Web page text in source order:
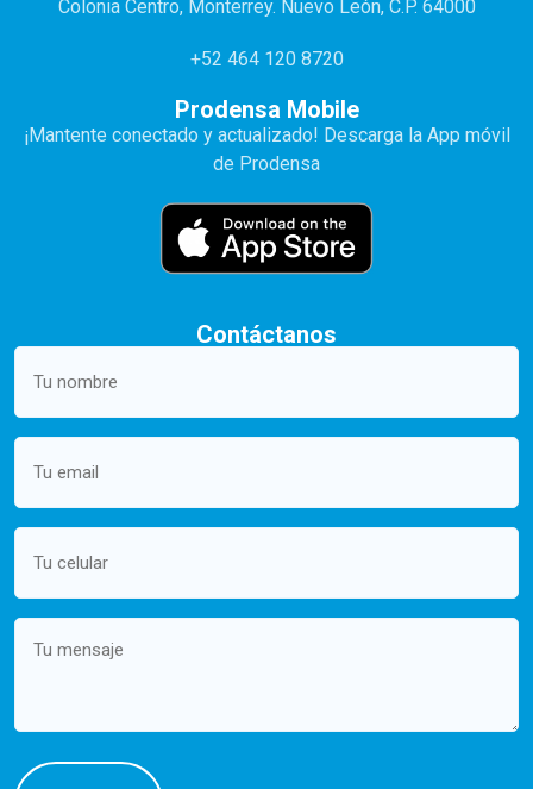
Colonia Centro, Monterrey. Nuevo León, C.P. 64000
+52 464 120 8720
Prodensa Mobile
¡Mantente conectado y actualizado! Descarga la App móvil
de Prodensa
Contáctanos
Your
Email
Mobile
Message